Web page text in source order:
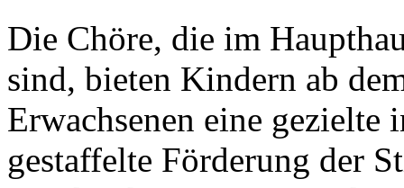
Die Chöre, die im
sind, bieten Kindern ab
Erwachsenen eine
gestaffelte Förderung der